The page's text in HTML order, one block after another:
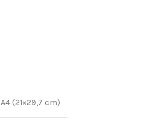
A4 (21×29,7 cm)